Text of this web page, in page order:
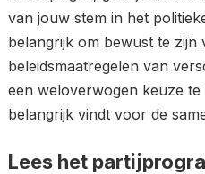
van jouw stem in het
belangrijk om bewust te zijn
beleidsmaatregelen van
een weloverwogen keuze te
belangrijk vindt voor de
Lees het